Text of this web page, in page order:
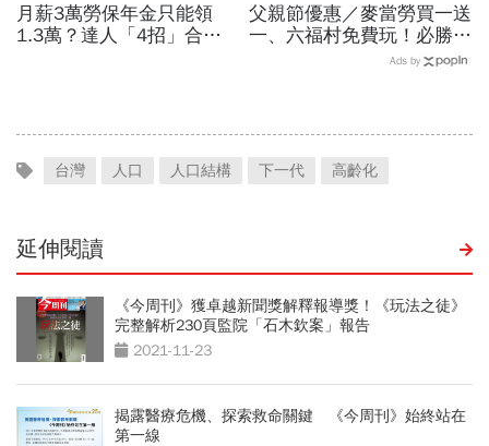
月薪3萬勞保年金只能領
1.3萬？達人「4招」合法
父親節優惠／麥當勞買一送
一、六福村免費玩！必勝
客、肯德基、遊樂園…29
Ads by
台灣 人口 人口結構 下一代 高齡化
延伸閱讀
《今周刊》獲卓越新聞獎解釋報導獎！《玩法之徒》
完整解析230頁監院「石木欽案」報告
2021-11-23
揭露醫療危機、探索救命關鍵 《今周刊》始終站在
第一線